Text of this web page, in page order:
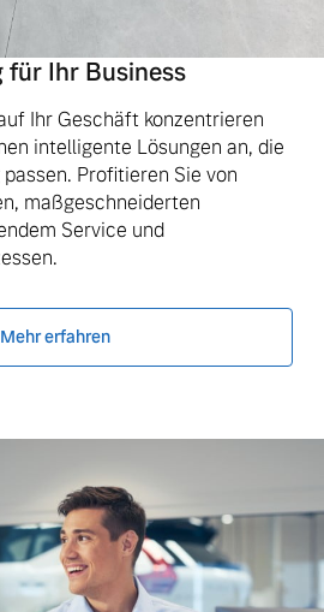
für Ihr Business
Ihr Geschäft konzentrieren
intelligente Lösungen an, die
Profitieren Sie von
maßgeschneiderten
Service und
Mehr erfahren